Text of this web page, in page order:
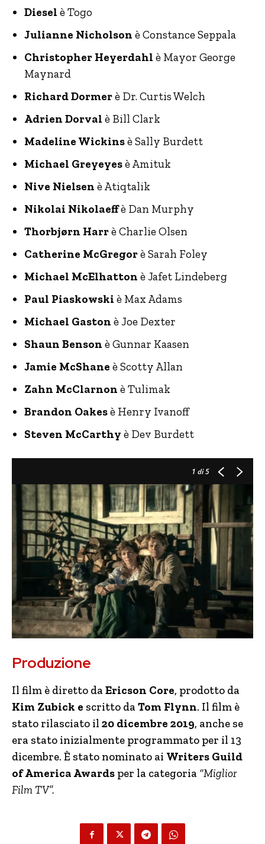
Diesel è Togo
Julianne Nicholson è Constance Seppala
Christopher Heyerdahl è Mayor George
Maynard
Richard Dormerè Dr. Curtis Welch
Adrien Dorval è Bill Clark
Madeline Wickinsè Sally Burdett
Michael Greyeyesè Amituk
Nive Nielsen è Atiqtalik
Nikolai Nikolaeffè Dan Murphy
Thorbjørn Harrè Charlie Olsen
Catherine McGregorè Sarah Foley
Michael McElhatton è Jafet Lindeberg
Paul Piaskowski è Max Adams
Michael Gaston è Joe Dexter
Shaun Benson è Gunnar Kaasen
Jamie McShane è Scotty Allan
Zahn McClarnon è Tulimak
Brandon Oakesè Henry Ivanoff
Steven McCarthy è Dev Burdett
1 di 5
Produzione
Il film è diretto da Ericson Core, prodotto da
Kim Zubick e scritto da Tom Flynn. Il film è
stato rilasciato il 20 dicembre 2019, anche se
era stato inizialmente programmato per il 13
dicembre. È stato nominato ai Writers Guild
of America Awards per la categoria “Miglior
Film TV”.